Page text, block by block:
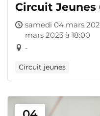
Circuit Jeunes
samedi 04 mars
mars 2023 à 18:00
-
Circuit jeunes